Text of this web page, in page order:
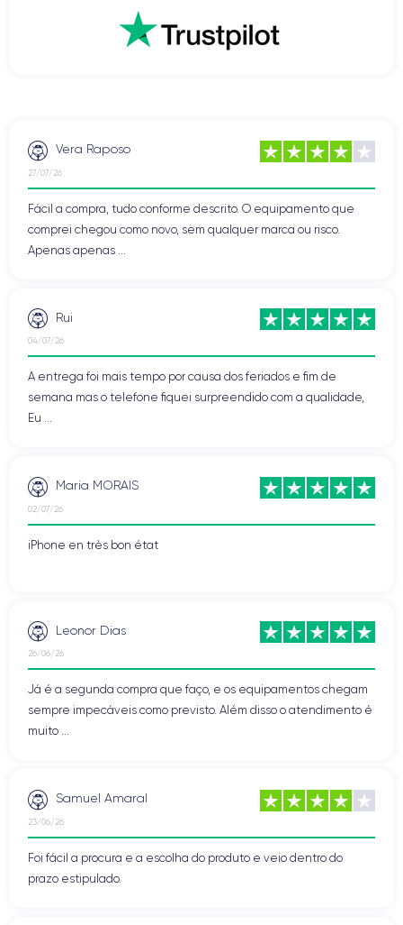
Vera Raposo
27/07/26
Fácil a compra, tudo conforme descrito. O equipamento que
comprei chegou como novo, sem qualquer marca ou risco.
Apenas apenas ...
Rui
04/07/26
A entrega foi mais tempo por causa dos feriados e fim de
semana mas o telefone fiquei surpreendido com a qualidade,
Eu ...
Maria MORAIS
02/07/26
iPhone en très bon état
Leonor Dias
26/06/26
Já é a segunda compra que faço, e os equipamentos chegam
sempre impecáveis como previsto. Além disso o atendimento é
muito ...
Samuel Amaral
23/06/26
Foi fácil a procura e a escolha do produto e veio dentro do
prazo estipulado.